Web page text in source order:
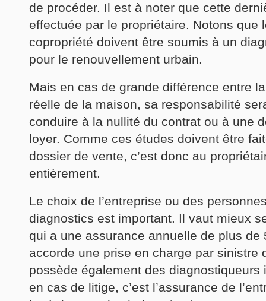
de procéder. Il est à noter que cette
effectuée par le propriétaire. Notons que
copropriété doivent être soumis à un
pour le renouvellement urbain.
Mais en cas de grande différence entre
réelle de la maison, sa responsabilité
conduire à la nullité du contrat ou à une
loyer. Comme ces études doivent être
dossier de vente, c’est donc au
entièrement.
Le choix de l’entreprise ou des
diagnostics est important. Il vaut mieux
qui a une assurance annuelle de plus de
accorde une prise en charge par sinistre
possède également des
en cas de litige, c’est l’assurance de